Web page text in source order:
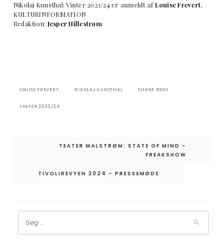
Nikolaj Kunsthal: Vinter 2023/24 er anmeldt afLouise Frevert,
KULTURINFORMATION
Redaktion: Jesper Hillestrøm
LOUISE FREVERT NIKOLAJ KUNSTHAL SHANE BROX
VINTER 2023/24
Indlægsnavigation
TEATER MALSTRØM: STATE OF MIND –
FREAKSHOW
TIVOLIREVYEN 2024 – PRESSEMØDE